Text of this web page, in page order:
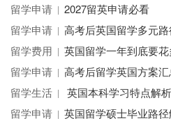
留学申请
2027留英申请必看
留学申请
高考后英国留学多元路
留学费用
英国留学一年到底要
留学申请
高考后留学英国方案汇
留学生活
英国本科学习特点解析
留学申请
英国留学硕士毕业路